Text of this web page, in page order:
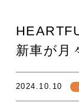
新車が月
2024.10.10